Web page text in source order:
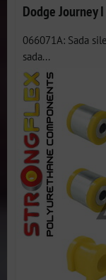
Dodge Journey
066071A: Sada
sada...